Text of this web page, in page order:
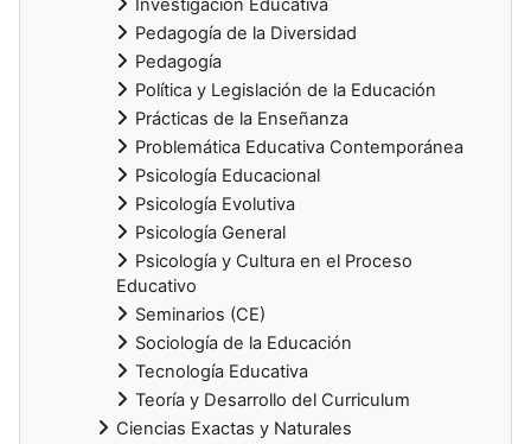
Investigación Educativa
Pedagogía de la Diversidad
Pedagogía
Política y Legislación de la Educación
Prácticas de la Enseñanza
Problemática Educativa Contemporánea
Psicología Educacional
Psicología Evolutiva
Psicología General
Psicología y Cultura en el Proceso
Educativo
Seminarios (CE)
Sociología de la Educación
Tecnología Educativa
Teoría y Desarrollo del Curriculum
Ciencias Exactas y Naturales